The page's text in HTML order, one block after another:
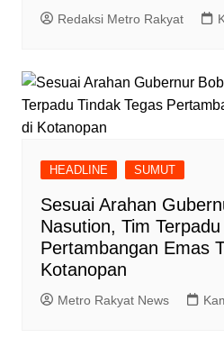
Redaksi Metro Rakyat
HEADLINE SUMUT
Sesuai Arahan
Nasution, Tim
Pertambangan Emas
Kotanopan
Metro Rakyat News